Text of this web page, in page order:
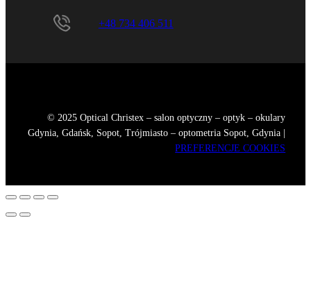
+48 734 406 511
© 2025 Optical Christex – salon optyczny – optyk – okulary
Gdynia, Gdańsk, Sopot, Trójmiasto – optometria Sopot, Gdynia |
PREFERENCJE COOKIES